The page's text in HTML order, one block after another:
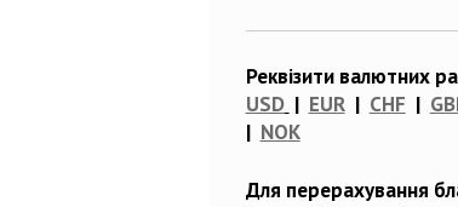
Реквізити валютних
USD | EUR| CHF |
| NOK
Для перерахування